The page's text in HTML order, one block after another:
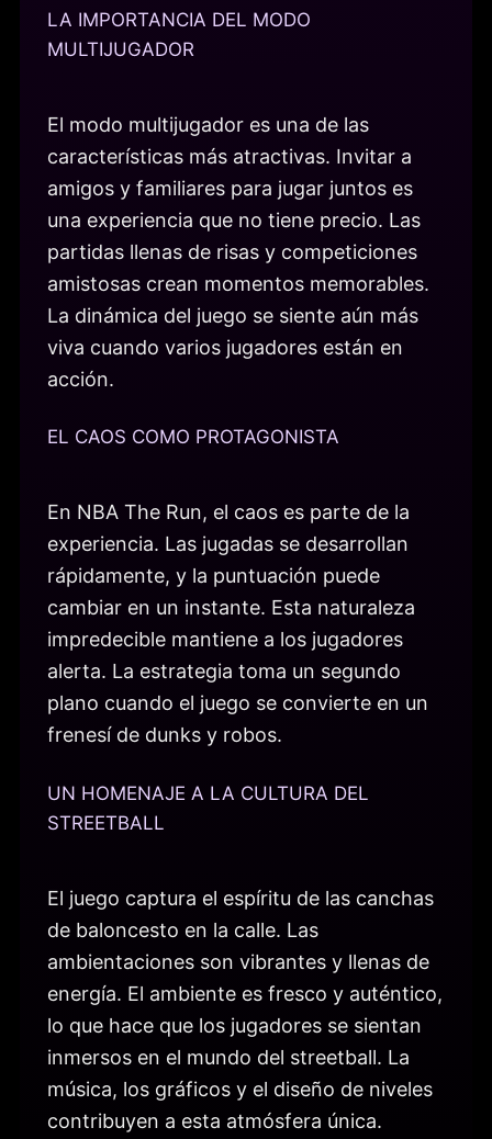
LA IMPORTANCIA DEL MODO
MULTIJUGADOR
El modo multijugador es una de las
características más atractivas. Invitar a
amigos y familiares para jugar juntos es
una experiencia que no tiene precio. Las
partidas llenas de risas y competiciones
amistosas crean momentos memorables.
La dinámica del juego se siente aún más
viva cuando varios jugadores están en
acción.
EL CAOS COMO PROTAGONISTA
En NBA The Run, el caos es parte de la
experiencia. Las jugadas se desarrollan
rápidamente, y la puntuación puede
cambiar en un instante. Esta naturaleza
impredecible mantiene a los jugadores
alerta. La estrategia toma un segundo
plano cuando el juego se convierte en un
frenesí de dunks y robos.
UN HOMENAJE A LA CULTURA DEL
STREETBALL
El juego captura el espíritu de las canchas
de baloncesto en la calle. Las
ambientaciones son vibrantes y llenas de
energía. El ambiente es fresco y auténtico,
lo que hace que los jugadores se sientan
inmersos en el mundo del streetball. La
música, los gráficos y el diseño de niveles
contribuyen a esta atmósfera única.